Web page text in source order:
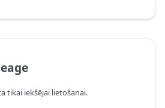
tikai iekšējai lietošanai.